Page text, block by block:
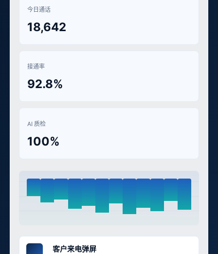
今日通话
18,642
接通率
92.8%
AI 质检
100%
客户来电弹屏